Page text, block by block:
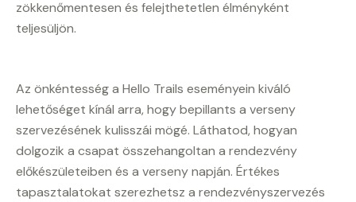
zökkenőmentesen és felejthetetlen élményként
teljesüljön.
Az önkéntesség a Hello Trails eseményein kiváló
lehetőséget kínál arra, hogy bepillants a verseny
szervezésének kulisszái mögé. Láthatod, hogyan
dolgozik a csapat összehangoltan a rendezvény
előkészületeiben és a verseny napján. Értékes
tapasztalatokat szerezhetsz a rendezvényszervezés